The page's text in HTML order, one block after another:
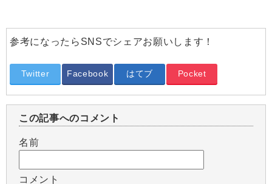
参考になったらSNSでシェアお願いします！
Twitter Facebook はてブ Pocket
この記事へのコメント
名前
コメント